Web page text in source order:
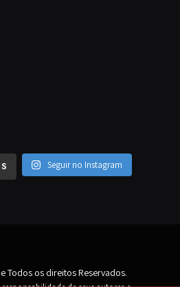
Seguir no Instagram
Todos os direitos Reservados.